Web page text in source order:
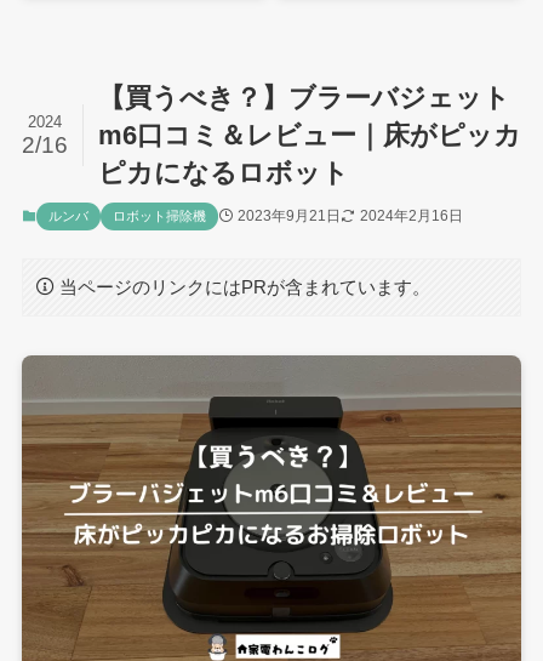
【買うべき？】ブラーバジェット
m6口コミ＆レビュー｜床がピッカ
ピカになるロボット
2024
2/16
ルンバ ロボット掃除機 2023年9月21日 2024年2月16日
当ページのリンクにはPRが含まれています。